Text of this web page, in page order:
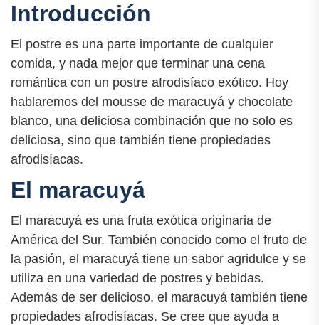
Introducción
El postre es una parte importante de cualquier
comida, y nada mejor que terminar una cena
romántica con un postre afrodisíaco exótico. Hoy
hablaremos del mousse de maracuyá y chocolate
blanco, una deliciosa combinación que no solo es
deliciosa, sino que también tiene propiedades
afrodisíacas.
El maracuyá
El maracuyá es una fruta exótica originaria de
América del Sur. También conocido como el fruto de
la pasión, el maracuyá tiene un sabor agridulce y se
utiliza en una variedad de postres y bebidas.
Además de ser delicioso, el maracuyá también tiene
propiedades afrodisíacas. Se cree que ayuda a